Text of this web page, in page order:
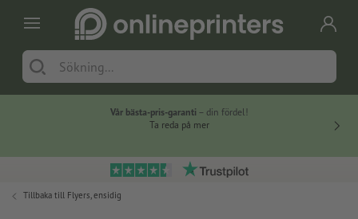
Vår bästa-pris-garanti – din fördel!
Ta reda på mer
Tillbaka till Flyers, ensidig